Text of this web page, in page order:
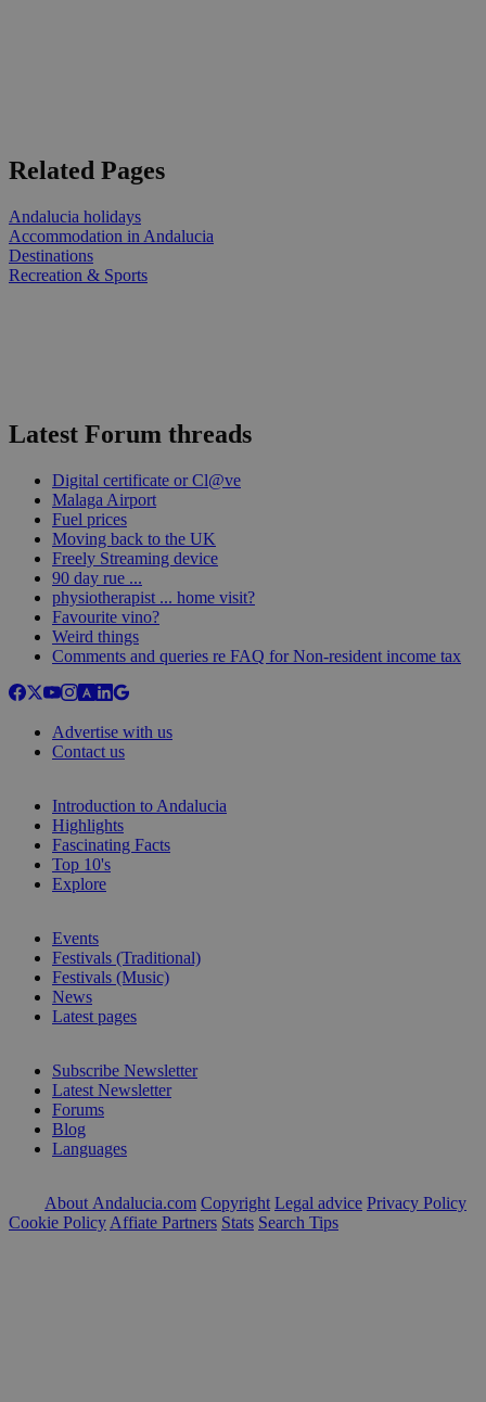
Related Pages
Andalucia holidays
Accommodation in Andalucia
Destinations
Recreation & Sports
Latest Forum threads
Digital certificate or Cl@ve
Malaga Airport
Fuel prices
Moving back to the UK
Freely Streaming device
90 day rue ...
physiotherapist ... home visit?
Favourite vino?
Weird things
Comments and queries re FAQ for Non-resident income tax
Advertise with us
Contact us
Introduction to Andalucia
Highlights
Fascinating Facts
Top 10's
Explore
Events
Festivals (Traditional)
Festivals (Music)
News
Latest pages
Subscribe Newsletter
Latest Newsletter
Forums
Blog
Languages
About Andalucia.com Copyright Legal advice Privacy Policy
Cookie Policy Affiate Partners Stats Search Tips